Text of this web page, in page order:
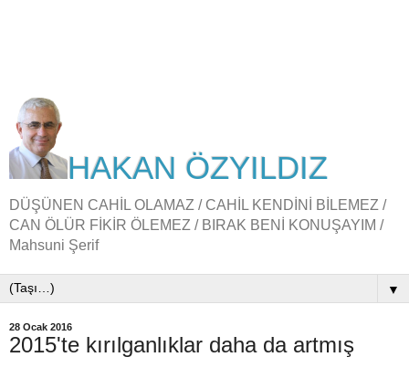
HAKAN ÖZYILDIZ
DÜŞÜNEN CAHİL OLAMAZ / CAHİL KENDİNİ BİLEMEZ /
CAN ÖLÜR FİKİR ÖLEMEZ / BIRAK BENİ KONUŞAYIM /
Mahsuni Şerif
▼
28 Ocak 2016
2015'te kırılganlıklar daha da artmış